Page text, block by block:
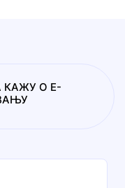
КАЖУ О Е-